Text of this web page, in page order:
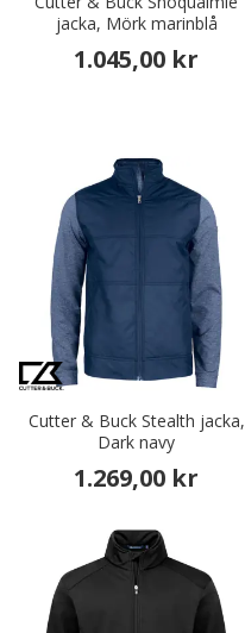
jacka, Mörk marinblå
1.045,00 kr
Cutter & Buck Stealth jacka,
Dark navy
1.269,00 kr